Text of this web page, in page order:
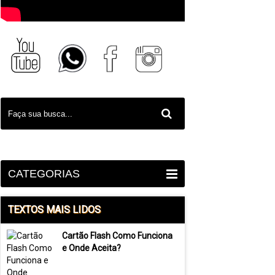
CATEGORIAS
TEXTOS MAIS LIDOS
Cartão Flash Como Funciona
e Onde Aceita?